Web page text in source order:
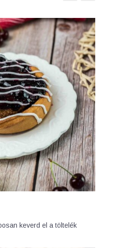
keverd el a töltelék